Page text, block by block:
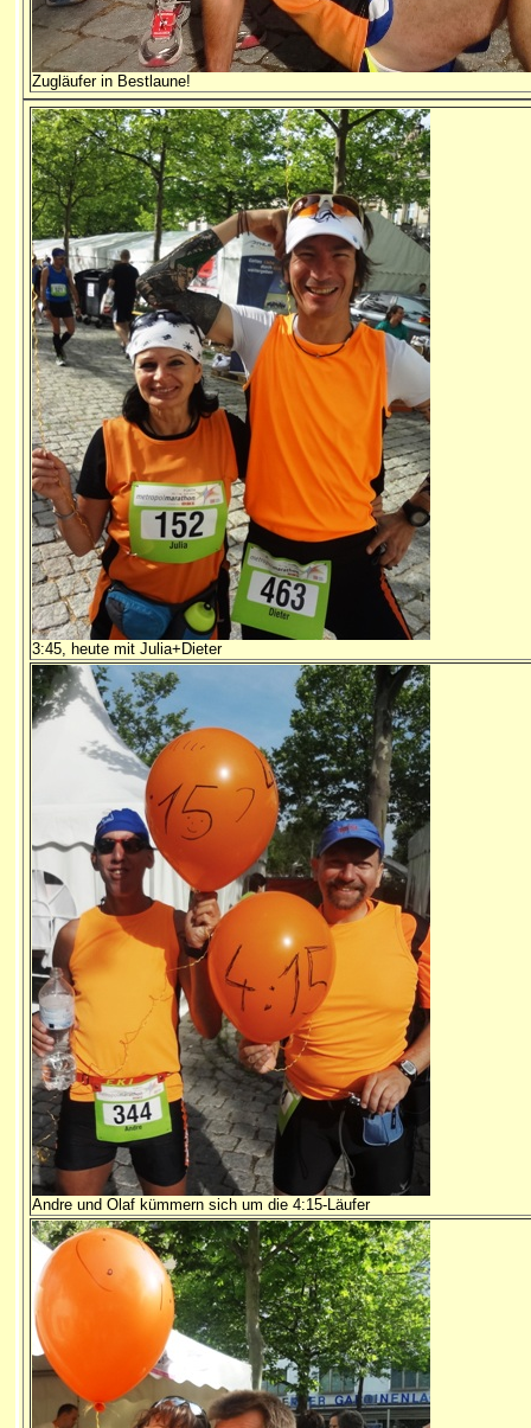
Zugläufer in Bestlaune!
3:45, heute mit Julia+Dieter
Andre und Olaf kümmern sich um die 4:15-Läufer